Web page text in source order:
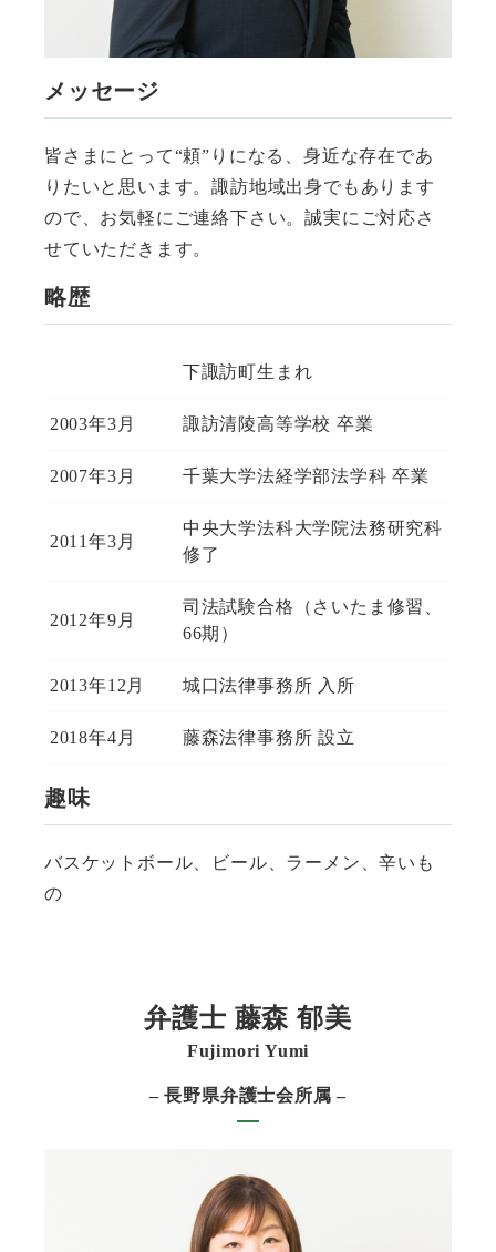
メッセージ
皆さまにとって“頼”りになる、身近な存在であ
りたいと思います。諏訪地域出身でもあります
ので、お気軽にご連絡下さい。誠実にご対応さ
せていただきます。
略歴
下諏訪町生まれ
2003年3月 諏訪清陵高等学校 卒業
2007年3月 千葉大学法経学部法学科 卒業
2011年3月
中央大学法科大学院法務研究科
修了
2012年9月
司法試験合格（さいたま修習、
66期）
2013年12月 城口法律事務所 入所
2018年4月 藤森法律事務所 設立
趣味
バスケットボール、ビール、ラーメン、辛いも
の
弁護士 藤森 郁美
Fujimori Yumi
– 長野県弁護士会所属 –